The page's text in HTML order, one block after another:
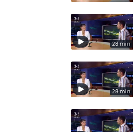
28 min
28 min